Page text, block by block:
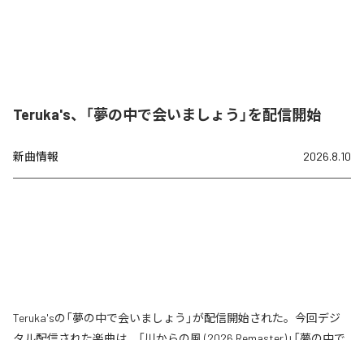
Teruka's、「夢の中で会いましょう」を配信開始
新曲情報 2026.8.10
Teruka'sの「夢の中で会いましょう」が配信開始された。今回デジ